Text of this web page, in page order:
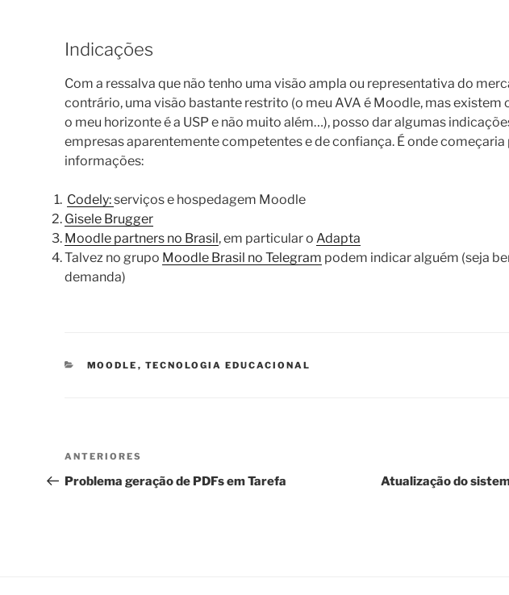
Indicações
Com a ressalva que não tenho uma visão ampla ou representativa do
contrário, uma visão bastante restrito (o meu AVA é Moodle, mas existem
o meu horizonte é a USP e não muito além…), posso dar algumas
empresas aparentemente competentes e de confiança. É onde começaria
informações:
Codely:serviços e hospedagem Moodle
Gisele Brugger
Moodle partners no Brasil, em particular o Adapta
Talvez no grupo Moodle Brasil no Telegram podem indicar alguém (seja
demanda)
CATEGORIAS
MOODLE , TECNOLOGIA EDUCACIONAL
Navegação
de
Post
anterior
ANTERIORES
Problema geração de PDFs em Tarefa Atualização do